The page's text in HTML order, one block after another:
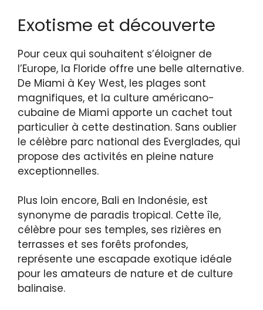
Exotisme et découverte
Pour ceux qui souhaitent s’éloigner de
l’Europe, la Floride offre une belle alternative.
De Miami à Key West, les plages sont
magnifiques, et la culture américano-
cubaine de Miami apporte un cachet tout
particulier à cette destination. Sans oublier
le célèbre parc national des Everglades, qui
propose des activités en pleine nature
exceptionnelles.
Plus loin encore, Bali en Indonésie, est
synonyme de paradis tropical. Cette île,
célèbre pour ses temples, ses rizières en
terrasses et ses forêts profondes,
représente une escapade exotique idéale
pour les amateurs de nature et de culture
balinaise.